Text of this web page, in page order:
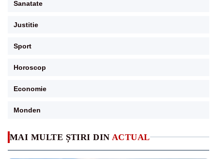
MAI MULTE ȘTIRI DIN ACTUAL
Sanatate
Justitie
Sport
Horoscop
Economie
Monden